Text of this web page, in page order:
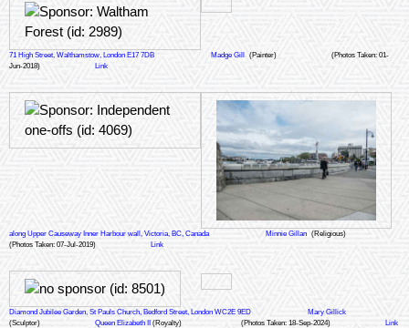
71 High Street, Walthamstow, London E17 7DB Madge Gill (Painter)
(Photos Taken: 01-
Jun-2018)
Link
along Upper Causeway Inner Harbour wall, Victoria, BC, Canada Minnie Gillan (Religious)
(Photos Taken: 07-Jul-2019)
Link
Diamond Jubilee Garden, St Pauls Church, Bedford Street, London WC2E 9ED
Mary Gillick
(Sculptor)
Queen Elizabeth II (Royalty) (Photos Taken: 18-Sep-2024) Link